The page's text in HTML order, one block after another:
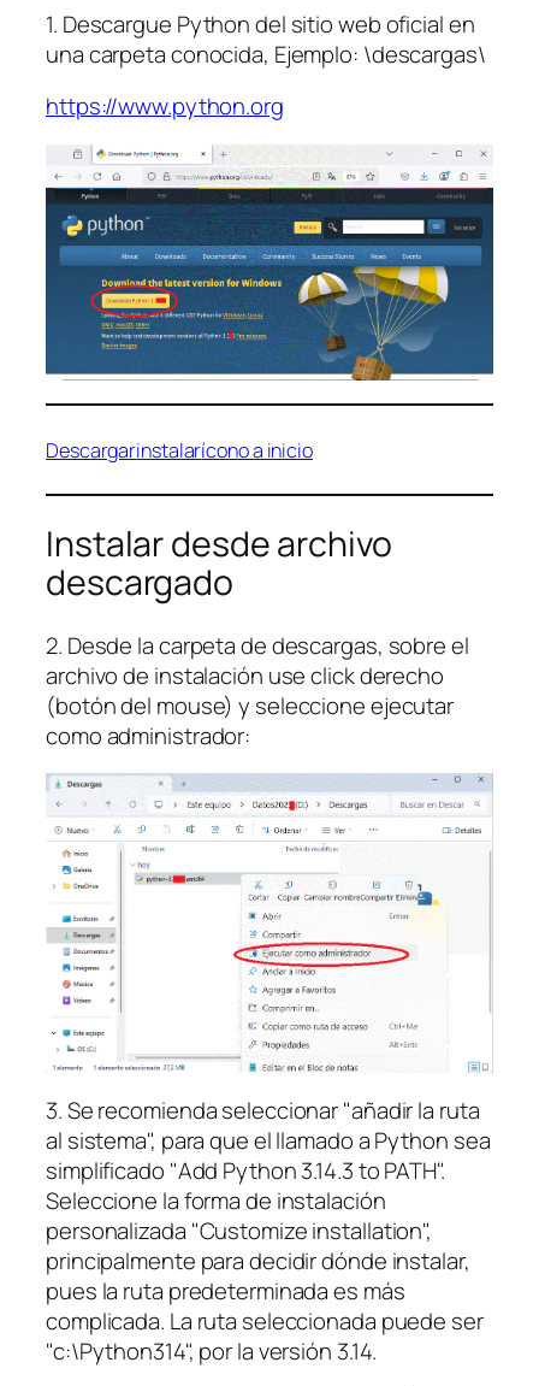
1. Descargue Python del sitio web oficial en
una carpeta conocida, Ejemplo: \descargas\
https://www.python.org
Descargarinstalarícono a inicio
Instalar desde archivo
descargado
2. Desde la carpeta de descargas, sobre el
archivo de instalación use click derecho
(botón del mouse) y seleccione ejecutar
como administrador:
3. Se recomienda seleccionar "añadir la ruta
al sistema", para que el llamado a Python sea
simplificado "Add Python 3.14.3 to PATH".
Seleccione la forma de instalación
personalizada "Customize installation",
principalmente para decidir dónde instalar,
pues la ruta predeterminada es más
complicada. La ruta seleccionada puede ser
"c:\Python314", por la versión 3.14.